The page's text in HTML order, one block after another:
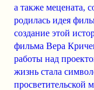
а также мецената,
родилась идея
создание этой
фильма Вера
работы над
жизнь стала
просветительской